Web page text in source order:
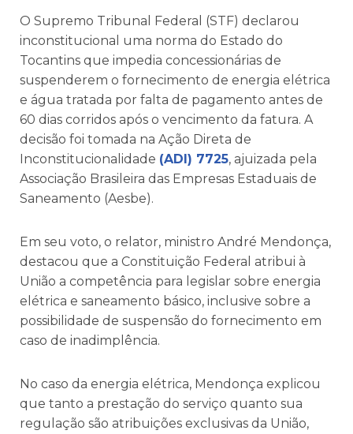
O Supremo Tribunal Federal (STF) declarou
inconstitucional uma norma do Estado do
Tocantins que impedia concessionárias de
suspenderem o fornecimento de energia elétrica
e água tratada por falta de pagamento antes de
60 dias corridos após o vencimento da fatura. A
decisão foi tomada na Ação Direta de
Inconstitucionalidade (ADI) 7725, ajuizada pela
Associação Brasileira das Empresas Estaduais de
Saneamento (Aesbe).
Em seu voto, o relator, ministro André Mendonça,
destacou que a Constituição Federal atribui à
União a competência para legislar sobre energia
elétrica e saneamento básico, inclusive sobre a
possibilidade de suspensão do fornecimento em
caso de inadimplência.
No caso da energia elétrica, Mendonça explicou
que tanto a prestação do serviço quanto sua
regulação são atribuições exclusivas da União,